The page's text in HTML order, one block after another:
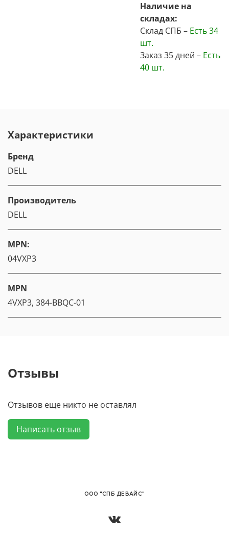
Наличие на
складах:
Склад СПБ – Есть 34
шт.
Заказ 35 дней – Есть
40 шт.
Характеристики
Бренд
DELL
Производитель
DELL
MPN:
04VXP3
MPN
4VXP3, 384-BBQC-01
Отзывы
Отзывов еще никто не оставлял
Написать отзыв
OОО "СПБ ДЕВАЙС"